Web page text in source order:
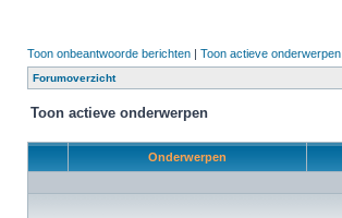
Toon onbeantwoorde berichten | Toon actieve onderwerpen
Forumoverzicht
Toon actieve onderwerpen
Onderwerpen